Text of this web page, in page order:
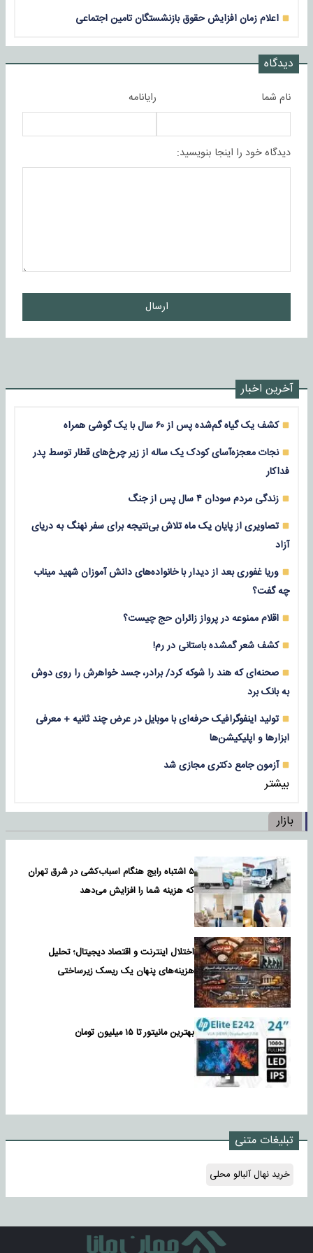
اعلام زمان افزایش حقوق بازنشستگان تامین اجتماعی
دیدگاه
نام شما رایانامه
دیدگاه خود را اینجا بنویسید:
ارسال
آخرین اخبار
کشف یک گیاه گم‌شده پس از ۶۰ سال با یک گوشی همراه
نجات معجزه‌آسای کودک یک ساله از زیر چرخ‌های قطار توسط پدر
فداکار
زندگی مردم سودان ۴ سال پس از جنگ
تصاویری از پایان یک ماه تلاش بی‌نتیجه برای سفر نهنگ به دریای
آزاد
وریا غفوری بعد از دیدار با خانواده‌های دانش آموزان شهید میناب
چه گفت؟
اقلام ممنوعه در پرواز زائران حج چیست؟
کشف شعر گمشده باستانی در رم!
صحنه‌ای که هند را شوکه کرد/ برادر، جسد خواهرش را روی دوش
به بانک برد
تولید اینفوگرافیک حرفه‌ای با موبایل در عرض چند ثانیه + معرفی
ابزارها و اپلیکیشن‌ها
آزمون جامع دکتری مجازی شد
بیشتر
بازار
۵ اشتباه رایج هنگام اسباب‌کشی در شرق تهران
که هزینه شما را افزایش می‌دهد
اختلال اینترنت و اقتصاد دیجیتال؛ تحلیل
هزینه‌های پنهان یک ریسک زیرساختی
بهترین مانیتور تا ۱۵ میلیون تومان
تبلیغات متنی
خرید نهال آلبالو محلی